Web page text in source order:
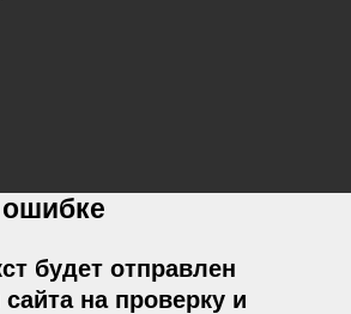
будет отправлен
на проверку и